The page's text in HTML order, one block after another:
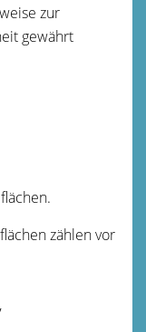
zur
gewährt
zählen vor